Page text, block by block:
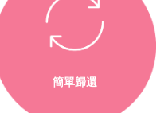
簡單歸還